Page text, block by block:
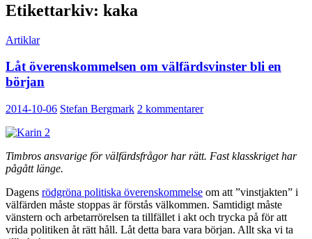
Etikettarkiv: kaka
Artiklar
Låt överenskommelsen om välfärdsvinster bli en
början
2014-10-06 Stefan Bergmark 2 kommentarer
Timbros ansvarige för välfärdsfrågor har rätt. Fast klasskriget har
pågått länge.
Dagens rödgröna politiska överenskommelse om att ”vinstjakten” i
välfärden måste stoppas är förstås välkommen. Samtidigt måste
vänstern och arbetarrörelsen ta tillfället i akt och trycka på för att
vrida politiken åt rätt håll. Låt detta bara vara början. Allt ska vi ta